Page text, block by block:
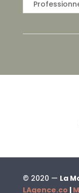
© 2020 — La
LAgence.co |